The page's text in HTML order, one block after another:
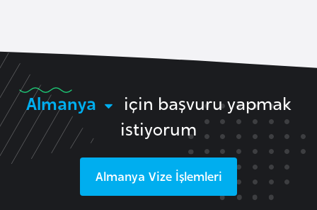
Almanya
için başvuru yapmak
istiyorum
Almanya Vize İşlemleri
Ç
d